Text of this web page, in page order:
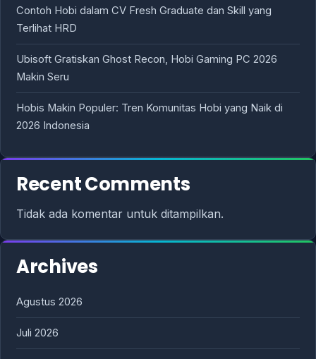
Contoh Hobi dalam CV Fresh Graduate dan Skill yang
Terlihat HRD
Ubisoft Gratiskan Ghost Recon, Hobi Gaming PC 2026
Makin Seru
Hobis Makin Populer: Tren Komunitas Hobi yang Naik di
2026 Indonesia
Recent Comments
Tidak ada komentar untuk ditampilkan.
Archives
Agustus 2026
Juli 2026